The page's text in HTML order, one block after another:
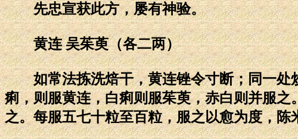
先忠宣获此方，屡有神验。
黄连 吴茱萸（各二两）
如常法拣洗焙干，黄连锉令寸断；同一处炒
痢，则服黄连，白痢则服茱萸，赤白则并服
之。每服五七十粒至百粒，服之以愈为度，